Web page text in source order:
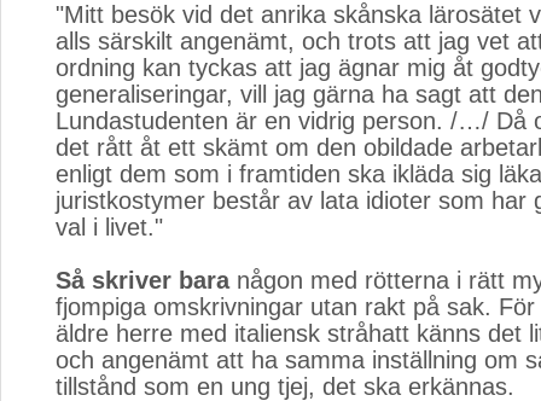
"Mitt besök vid det anrika skånska lärosätet
alls särskilt angenämt, och trots att jag vet
ordning kan tyckas att jag ägnar mig åt
generaliseringar, vill jag gärna ha sagt att
Lundastudenten är en vidrig person. /…/ Då
det rått åt ett skämt om den obildade
enligt dem som i framtiden ska ikläda sig
juristkostymer består av lata idioter som har
val i livet."
Så skriver baranågon med rötterna i rätt
fjompiga omskrivningar utan rakt på sak.
äldre herre med italiensk stråhatt känns det
och angenämt att ha samma inställning om
tillstånd som en ung tjej, det ska erkännas.